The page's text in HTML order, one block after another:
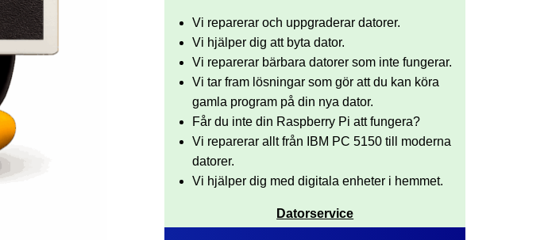
Vi reparerar och uppgraderar datorer.
Vi hjälper dig att byta dator.
Vi reparerar bärbara datorer som inte fungerar.
Vi tar fram lösningar som gör att du kan köra
gamla program på din nya dator.
Får du inte din Raspberry Pi att fungera?
Vi reparerar allt från IBM PC 5150 till moderna
datorer.
Vi hjälper dig med digitala enheter i hemmet.
Datorservice